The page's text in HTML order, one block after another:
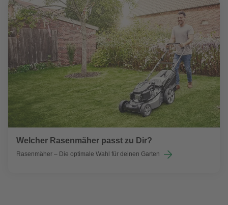
Welcher Rasenmäher passt zu Dir?
Rasenmäher – Die optimale Wahl für deinen Garten